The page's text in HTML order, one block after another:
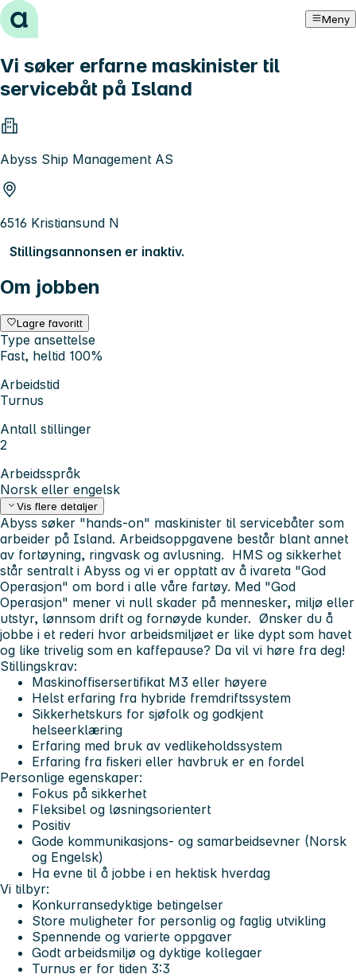
Hopp til innhold Meny
Vi søker erfarne maskinister til
servicebåt på Island
Abyss Ship Management AS
6516 Kristiansund N
Stillingsannonsen er inaktiv.
Om jobben
Lagre favoritt
Type ansettelse
Fast, heltid 100%
Arbeidstid
Turnus
Antall stillinger
2
Arbeidsspråk
Norsk eller engelsk
Vis flere detaljer
Abyss søker "hands-on" maskinister til servicebåter som
arbeider på Island. Arbeidsoppgavene består blant annet
av fortøyning, ringvask og avlusning. HMS og sikkerhet
står sentralt i Abyss og vi er opptatt av å ivareta "God
Operasjon" om bord i alle våre fartøy. Med "God
Operasjon" mener vi null skader på mennesker, miljø eller
utstyr, lønnsom drift og fornøyde kunder. Ønsker du å
jobbe i et rederi hvor arbeidsmiljøet er like dypt som havet
og like trivelig som en kaffepause? Da vil vi høre fra deg!
Stillingskrav:
Maskinoffisersertifikat M3 eller høyere
Helst erfaring fra hybride fremdriftssystem
Sikkerhetskurs for sjøfolk og godkjent
helseerklæring
Erfaring med bruk av vedlikeholdssystem
Erfaring fra fiskeri eller havbruk er en fordel
Personlige egenskaper:
Fokus på sikkerhet
Fleksibel og løsningsorientert
Positiv
Gode kommunikasjons- og samarbeidsevner (Norsk
og Engelsk)
Ha evne til å jobbe i en hektisk hverdag
Vi tilbyr:
Konkurransedyktige betingelser
Store muligheter for personlig og faglig utvikling
Spennende og varierte oppgaver
Godt arbeidsmiljø og dyktige kollegaer
Turnus er for tiden 3:3